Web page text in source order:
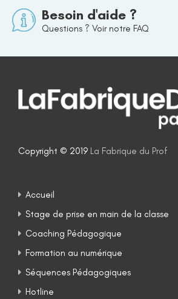
Besoin d'aide ?
Questions ? Voir notre FAQ
Copyright © 2019 La Fabrique du Prof
Accueil
Stage de prise en main de la classe
Coaching Pédagogique
Formation au numérique
Séquences Pédagogiques
Hotline